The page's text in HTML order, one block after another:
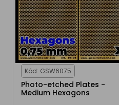
Kód: GSW6075
Photo-etched Plates -
Medium Hexagons